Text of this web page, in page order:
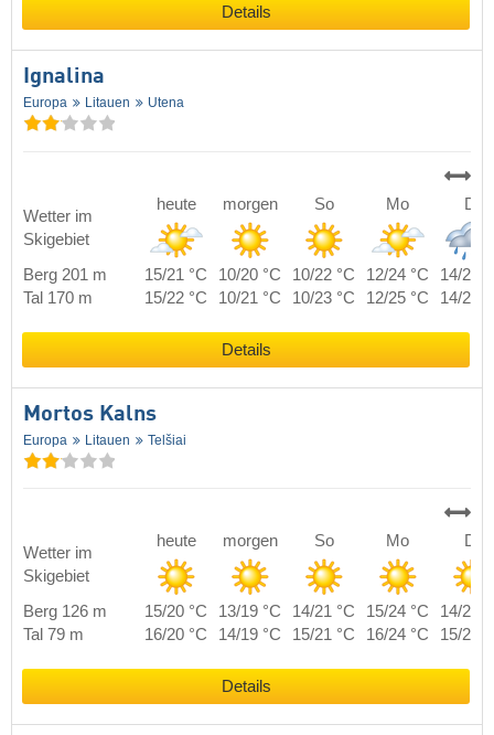
Details
Ignalina
Europa Litauen Utena
Wetter im
Skigebiet
heute morgen So Mo Di
Berg 201 m 15/21 °C 10/20 °C 10/22 °C 12/24 °C
14/21
Tal 170 m
15/22 °C 10/21 °C 10/23 °C 12/25 °C 14/22
Details
Mortos Kalns
Europa Litauen Telšiai
Wetter im
Skigebiet
heute morgen So Mo Di
Berg 126 m 15/20 °C 13/19 °C 14/21 °C 15/24 °C
14/20
Tal 79 m
16/20 °C 14/19 °C 15/21 °C 16/24 °C 15/20
Details